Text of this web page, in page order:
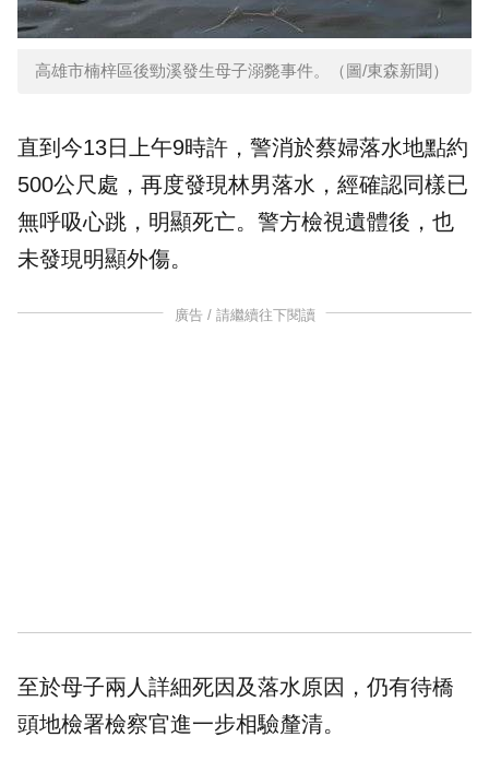
高雄市楠梓區後勁溪發生母子溺斃事件。（圖/東森新聞）
直到今13日上午9時許，警消於蔡婦落水地點約
500公尺處，再度發現林男落水，經確認同樣已
無呼吸心跳，明顯死亡。警方檢視遺體後，也
未發現明顯外傷。
廣告 / 請繼續往下閱讀
至於母子兩人詳細死因及落水原因，仍有待橋
頭地檢署檢察官進一步相驗釐清。